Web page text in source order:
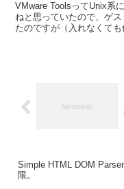
VMware ToolsってUnix系
ねと思っていたので、ゲ
たのですが（入れなくて
Simple HTML DOM
限。